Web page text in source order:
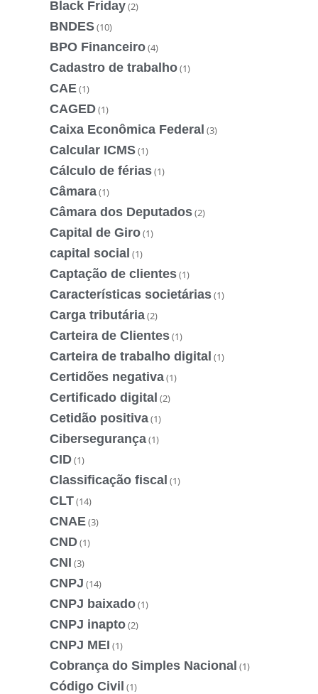
Black Friday(2)
BNDES(10)
BPO Financeiro(4)
Cadastro de trabalho(1)
CAE(1)
CAGED(1)
Caixa Econômica Federal (3)
Calcular ICMS(1)
Cálculo de férias(1)
Câmara(1)
Câmara dos Deputados(2)
Capital de Giro(1)
capital social (1)
Captação de clientes(1)
Características societárias(1)
Carga tributária(2)
Carteira de Clientes(1)
Carteira de trabalho digital (1)
Certidões negativa(1)
Certificado digital (2)
Cetidão positiva(1)
Cibersegurança(1)
CID(1)
Classificação fiscal (1)
CLT(14)
CNAE(3)
CND(1)
CNI (3)
CNPJ (14)
CNPJ baixado(1)
CNPJ inapto(2)
CNPJ MEI (1)
Cobrança do Simples Nacional (1)
Código Civil (1)